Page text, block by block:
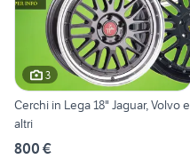
3
Cerchi in Lega 18" Jaguar, Volvo e
altri
800 €